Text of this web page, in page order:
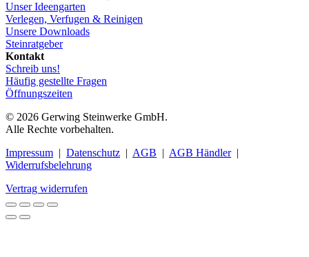
Unser Ideengarten
Verlegen, Verfugen & Reinigen
Unsere Downloads
Steinratgeber
Kontakt
Schreib uns!
Häufig gestellte Fragen
Öffnungszeiten
© 2026 Gerwing Steinwerke GmbH.
Alle Rechte vorbehalten.
Impressum | Datenschutz | AGB | AGB Händler|
Widerrufsbelehrung
Vertrag widerrufen